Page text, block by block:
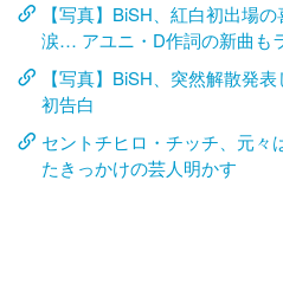
【写真】BiSH、紅白初出場
涙… アユニ・D作詞の新曲も
【写真】BiSH、突然解散発
初告白
セントチヒロ・チッチ、元々
たきっかけの芸人明かす